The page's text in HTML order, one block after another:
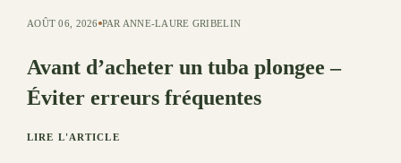
AOÛT 06, 2026 PAR ANNE-LAURE GRIBELIN
Avant d’acheter un tuba plongee –
Éviter erreurs fréquentes
LIRE L'ARTICLE